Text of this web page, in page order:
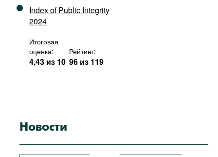
Index of Public Integrity
2024
Итоговая
оценка:
4,43 из 10
Рейтинг:
96 из 119
Новости